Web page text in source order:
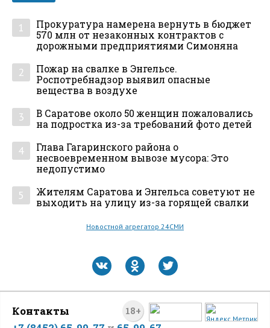
1
Прокуратура намерена вернуть в бюджет
570 млн от незаконных контрактов с
дорожными предприятиями Симоняна
2
Пожар на свалке в Энгельсе.
Роспотребнадзор выявил опасные
вещества в воздухе
3
В Саратове около 50 женщин пожаловались
на подростка из-за требований фото детей
4
Глава Гагаринского района о
несвоевременном вывозе мусора: Это
недопустимо
5
Жителям Саратова и Энгельса советуют не
выходить на улицу из-за горящей свалки
Новостной агрегатор 24СМИ
18+
Контакты